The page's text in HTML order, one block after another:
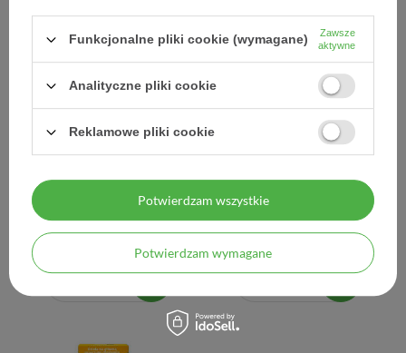
Snoreeze Plastry na nos
26,40 zł
Snoreeze Spray do gardła
45,79 zł
Funkcjonalne pliki cookie (wymagane)
Zawsze
aktywne
Analityczne pliki cookie
Reklamowe pliki cookie
Potwierdzam wymagane
Potwierdzam wszystkie